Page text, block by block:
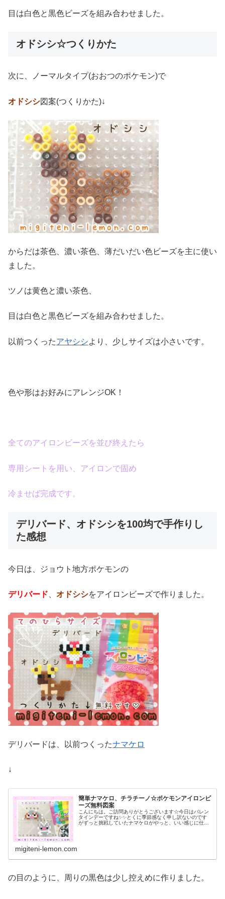
目は白色と黒色ビーズを組み合わせました。
オドシシ☆つくりかた
次に、ノーマルタイプ(おおつのポケモン)で
オドシシ図案(つくりかた)↓
からだは茶色、濃い茶色、薄だいだい色ビーズを主に使い
ました。
ツノは黄色と濃い茶色、
目は白色と黒色ビーズを組み合わせました。
以前つくったアヤシシより、少しサイズは小さいです。
色や形はお好みにアレンジOK！
全てのアイロンビーズを並び終えたら
専用シートを用い、アイロンで固め
冷ませば完成です。
デリバード、オドシシを100均で手作りし
た感想
今日は、ジョウト地方ポケモンの
デリバード オドシシをアイロンビーズで作りました。
デリバードは、以前つくったナマケロ
↓
簡単ナマケロ、チラチーノ☆ポケモンアイロンビ
ーズ無料図案
こんにちは。ご訪問ありがとうございます☆今日はバレン
タインデーですね✨✨とくに季節感なく申し訳ないのです
がずっと挑戦していたナマケロがやっと、いい感じに仕上
migiteni-lemon.com
の目のように、周りの黒色は少し控えめに作りました。